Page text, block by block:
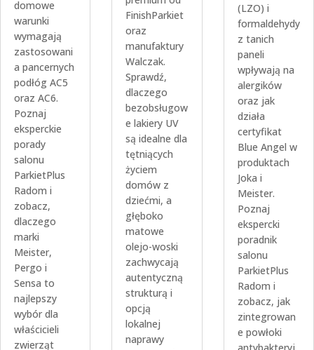
domowe
warunki
wymagają
zastosowani
a pancernych
podłóg AC5
oraz AC6.
Poznaj
eksperckie
porady
salonu
ParkietPlus
Radom i
zobacz,
dlaczego
marki
Meister,
Pergo i
Sensa to
najlepszy
wybór dla
właścicieli
zwierząt
FinishParkiet
oraz
manufaktury
Walczak.
Sprawdź,
dlaczego
bezobsługow
e lakiery UV
są idealne dla
tętniących
życiem
domów z
dziećmi, a
głęboko
matowe
olejo-woski
zachwycają
autentyczną
strukturą i
opcją
lokalnej
naprawy
(LZO) i
formaldehydy
z tanich
paneli
wpływają na
alergików
oraz jak
działa
certyfikat
Blue Angel w
produktach
Joka i
Meister.
Poznaj
ekspercki
poradnik
salonu
ParkietPlus
Radom i
zobacz, jak
zintegrowan
e powłoki
antybakteryj